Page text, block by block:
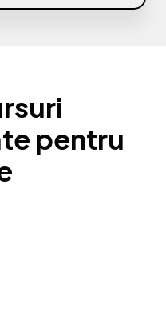
pentru